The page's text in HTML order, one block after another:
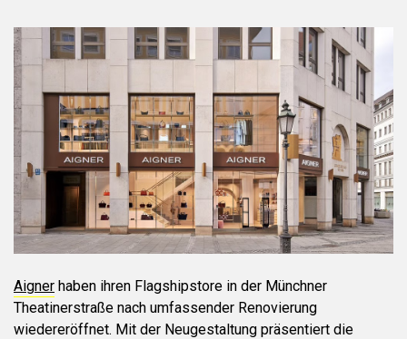
Aigner haben ihren Flagshipstore in der Münchner
Theatinerstraße nach umfassender Renovierung
wiedereröffnet. Mit der Neugestaltung präsentiert die